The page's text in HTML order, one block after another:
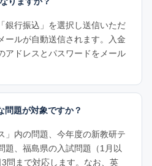
銀行振込」を選択し送信いただ
ールが自動送信されます。入金
アドレスとパスワードをメール
問題が対象ですか？
」内の問題、今年度の新教研テ
題、福島県の入試問題（1月以
問まで対応します。なお、英